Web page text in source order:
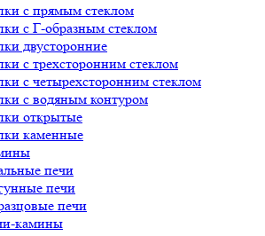
с прямым стеклом
с Г-образным стеклом
двусторонние
с трехсторонним стеклом
с четырехсторонним стеклом
с водяным контуром
открытые
каменные
печи
печи
печи
камины